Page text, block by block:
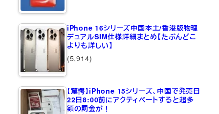
iPhone 16シリーズ中国本土/香港版物理
デュアルSIM仕様詳細まとめ【たぶんどこ
よりも詳しい】
(5,914)
【驚愕】iPhone 15シリーズ、中国で発売日
22日8:00前にアクティベートすると超多
額の罰金が！